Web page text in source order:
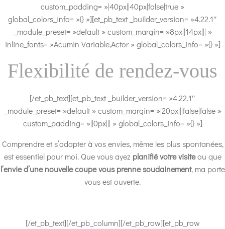
custom_padding= »|40px||40px|false|true »
global_colors_info= »{} »][et_pb_text _builder_version= »4.22.1″
_module_preset= »default » custom_margin= »8px||14px||| »
inline_fonts= »Acumin Variable,Actor » global_colors_info= »{} »]
Flexibilité de rendez-vous
[/et_pb_text][et_pb_text _builder_version= »4.22.1″
_module_preset= »default » custom_margin= »|20px|||false|false »
custom_padding= »||0px||| » global_colors_info= »{} »]
Comprendre et s’adapter à vos envies, même les plus spontanées,
est essentiel pour moi. Que vous ayez planifié votre visiteou que
l’envie d’une nouvelle coupe vous prenne soudainement, ma porte
vous est ouverte.
[/et_pb_text][/et_pb_column][/et_pb_row][et_pb_row